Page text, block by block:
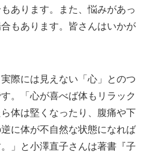
あります。また、悩みがあっ
もあります。皆さんはいかが
際には見えない「心」とのつ
。「心が喜べば体もリラック
体は堅くなったり、腹痛や下
に体が不自然な状態になれば
」と小澤直子さんは著書『子